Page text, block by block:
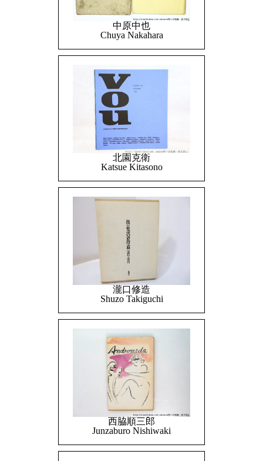
中原中也
Chuya Nakahara
北園克衛
Katsue Kitasono
瀧口修造
Shuzo Takiguchi
西脇順三郎
Junzaburo Nishiwaki